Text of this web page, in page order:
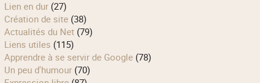
Lien en dur(27)
Création de site(38)
Actualités du Net(79)
Liens utiles (115)
Apprendre à se servir de Google(78)
Un peu d'humour(70)